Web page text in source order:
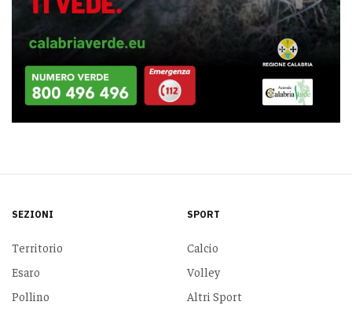
SEZIONI
Territorio
Esaro
Pollino
SPORT
Calcio
Volley
Altri Sport